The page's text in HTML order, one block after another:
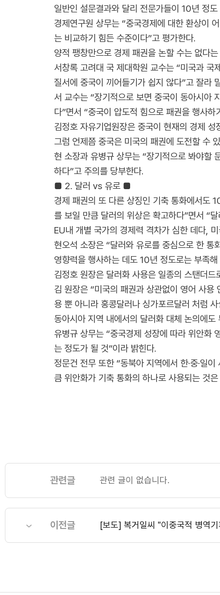
일반인 설문결과와 달리 전문가들이 10년 정
경제연구원 상무는 “중국경제에 대한 환상이
는 비교하기 힘든 수준이다”고 평가한다.
양적 팽창만으로 경제 패권을 논할 수는 없다
서창록 고려대 국 제대학원 교수는 “미국과
질서에 중국이 끼어들기가 쉽지 않다”고 잘라
서 교수는 “장기적으로 보면 중국이 동아시아
다”면서 “중국이 압도적 힘으로 패권을 행사하
김정호 자유기업원장은 중국이 현재의 경제
그럼 언제쯤 중국은 미국의 패권에 도전할 수
현 소장과 유병규 상무는 “장기적으로 봐야할
하다”고 주의를 당부한다.
■ 2. 달러 vs 유로 ■
경제 패권의 또 다른 상징인 기축 통화에서도
를 보일 만큼 달러의 위상은 확고하다”면서 “
EU내 개별 국가의 경제력 격차가 심한 데다,
현오석 소장은 “달러와 유로를 중심으로 한
영향력을 행사하는 데도 10년 정도로는 부족
김정호 원장은 달러화 사용은 일종의 스탠더
김 원장은 “미국의 패권과 상관없이 영어 사
용 뿐 아니라 홍콩달러나 싱가포르달러 처럼
동아시아 지역 내에서의 달러화 대체 논의에도
유병규 상무는 “중국경제 성장에 따라 위안화
는 정도가 될 것”이라 밝힌다.
정문건 전무 또한 “동북아 지역에서 한·중·일
큼 위안화가 기축 통화의 하나로 사용되는 것
관련글 관련 글이 없습니다.
이전글 [보도] 복거일씨 "이중국적 병역